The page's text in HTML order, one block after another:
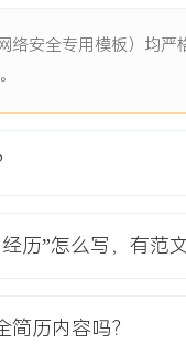
会。
架构落地项目
风险，性能瓶颈导致高
络安全专用模板）均
历”怎么写，有范
历内容吗？